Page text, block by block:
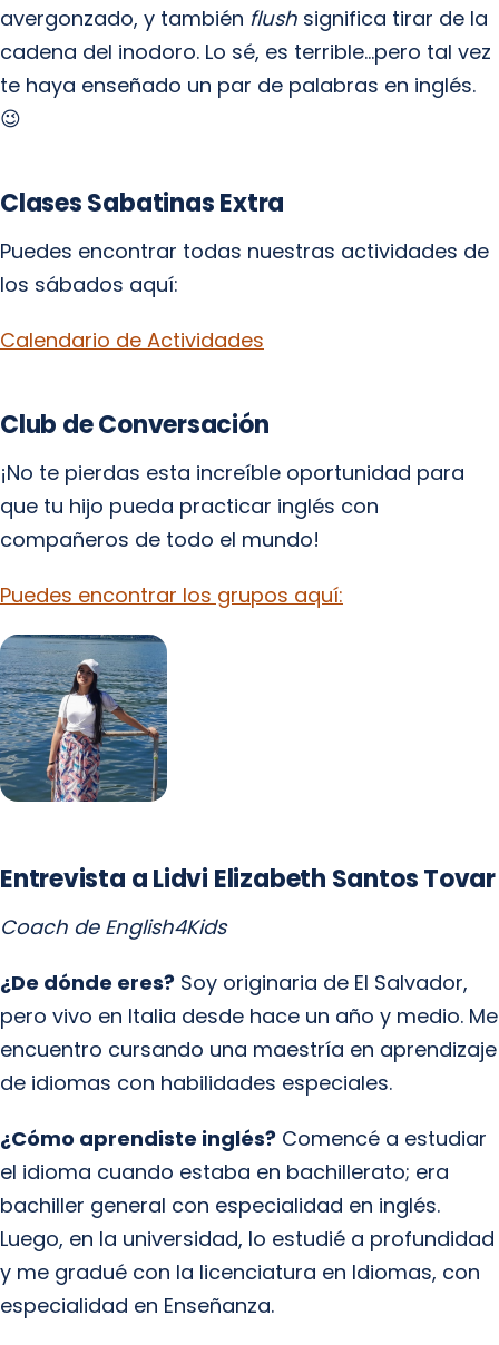
avergonzado, y también flush significa tirar de la
cadena del inodoro. Lo sé, es terrible…pero tal vez
te haya enseñado un par de palabras en inglés.
😉
Clases Sabatinas Extra
Puedes encontrar todas nuestras actividades de
los sábados aquí:
Calendario de Actividades
Club de Conversación
¡No te pierdas esta increíble oportunidad para
que tu hijo pueda practicar inglés con
compañeros de todo el mundo!
Puedes encontrar los grupos aquí:
Entrevista a Lidvi Elizabeth Santos Tovar
Coach de English4Kids
¿De dónde eres? Soy originaria de El Salvador,
pero vivo en Italia desde hace un año y medio. Me
encuentro cursando una maestría en aprendizaje
de idiomas con habilidades especiales.
¿Cómo aprendiste inglés? Comencé a estudiar
el idioma cuando estaba en bachillerato; era
bachiller general con especialidad en inglés.
Luego, en la universidad, lo estudié a profundidad
y me gradué con la licenciatura en Idiomas, con
especialidad en Enseñanza.